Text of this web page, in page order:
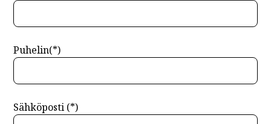
Puhelin(*)
Sähköposti (*)